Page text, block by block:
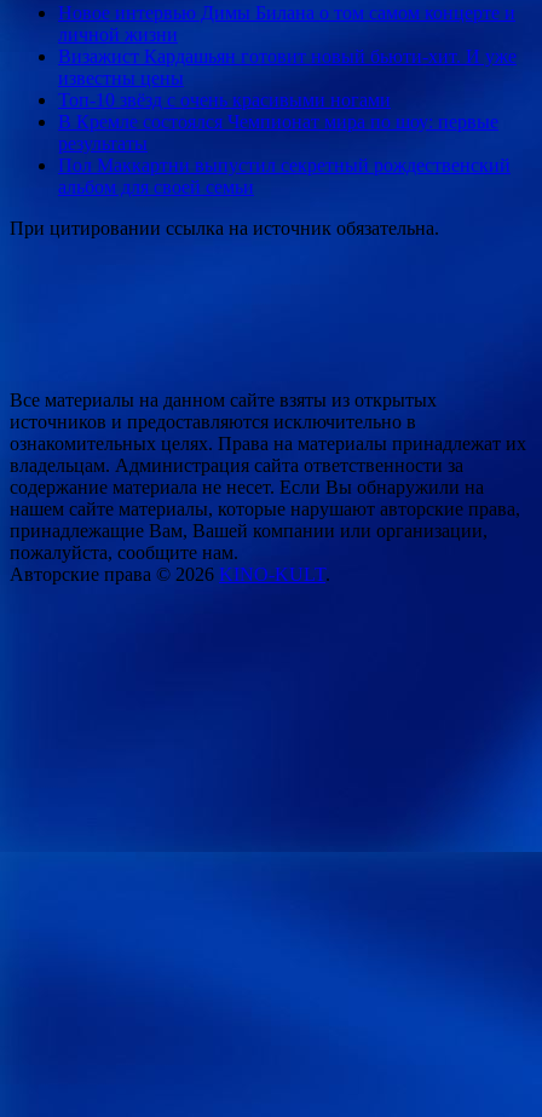
Новое интервью Димы Билана о том самом концерте и
личной жизни
Визажист Кардашьян готовит новый бьюти-хит. И уже
известны цены
Топ-10 звёзд с очень красивыми ногами
В Кремле состоялся Чемпионат мира по шоу: первые
результаты
Пол Маккартни выпустил секретный рождественский
альбом для своей семьи
При цитировании ссылка на источник обязательна.
Все материалы на данном сайте взяты из открытых
источников и предоставляются исключительно в
ознакомительных целях. Права на материалы принадлежат их
владельцам. Администрация сайта ответственности за
содержание материала не несет. Если Вы обнаружили на
нашем сайте материалы, которые нарушают авторские права,
принадлежащие Вам, Вашей компании или организации,
пожалуйста, сообщите нам.
Авторские права © 2026 KINO-KULT.